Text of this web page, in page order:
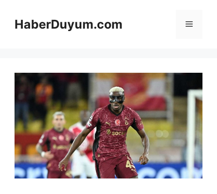
HaberDuyum.com Menü